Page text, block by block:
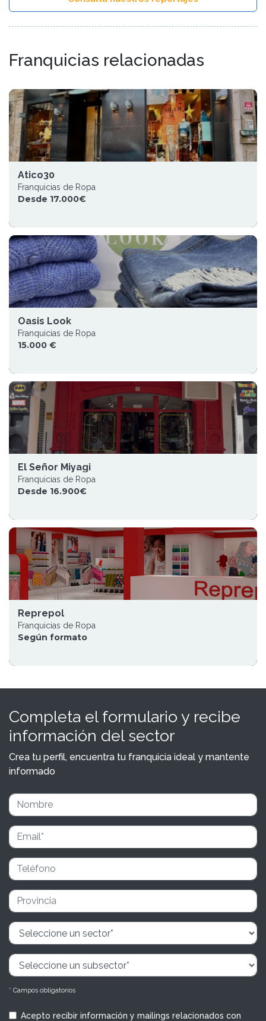
Franquicias relacionadas
Atico30
Franquicias de Ropa
Desde 17.000€
Oasis Look
Franquicias de Ropa
15.000 €
El Señor Miyagi
Franquicias de Ropa
Desde 16.900€
Reprepol
Franquicias de Ropa
Según formato
Completa el formulario y recibe
información del sector
Crea tu perfil, encuentra tu franquicia ideal y mantente
informado
* Campos obligatorios
Acepto recibir información y mailings relacionados con